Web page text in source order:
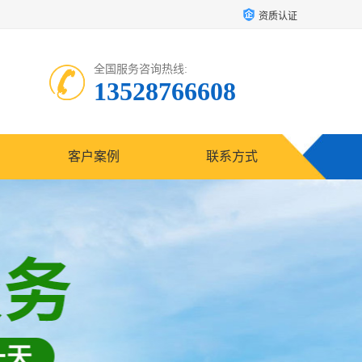
资质认证
全国服务咨询热线:
13528766608
客户案例 联系方式